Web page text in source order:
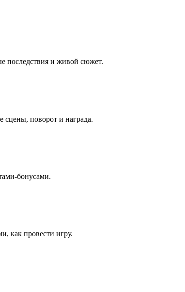
последствия и живой сюжет.
поворот и награда.
бонусами.
как провести игру.